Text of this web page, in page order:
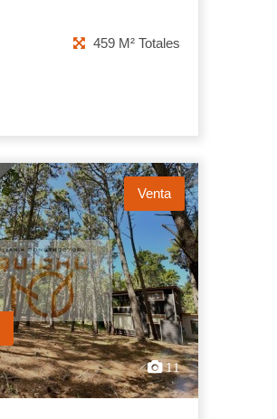
459 M² Totales
Venta
11